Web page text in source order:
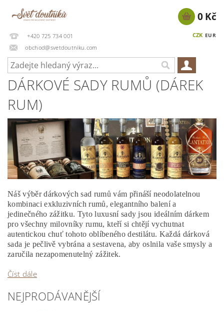
+420 725 734 001
obchod@svetdoutniku.com
CZK EUR
0 Kč
DÁRKOVÉ SADY RUMŮ (DÁREK
RUM)
Náš výběr dárkových sad rumů vám přináší neodolatelnou
kombinaci exkluzivních rumů, elegantního balení a
jedinečného zážitku. Tyto luxusní sady jsou ideálním dárkem
pro všechny milovníky rumu, kteří si chtějí vychutnat
autentickou chuť tohoto oblíbeného destilátu. Každá dárková
sada je pečlivě vybrána a sestavena, aby oslnila vaše smysly a
zaručila nezapomenutelný zážitek.
Číst dále
NEJPRODÁVANĚJŠÍ